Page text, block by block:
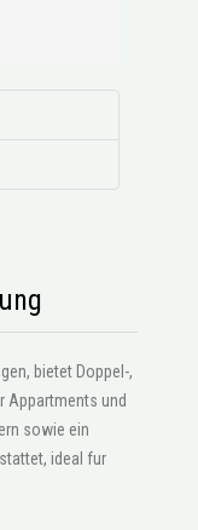
bietet Doppel-,
Appartments und
sowie ein
ideal fur